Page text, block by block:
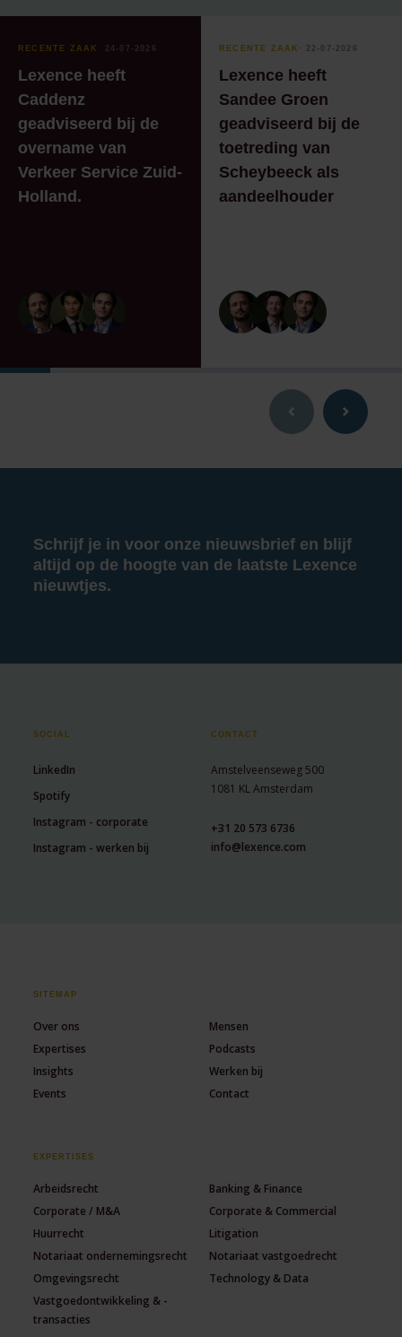
RECENTE ZAAK ⸱ 24-07-2026
Lexence heeft
Caddenz
geadviseerd bij de
overname van
Verkeer Service Zuid-
Holland.
RECENTE ZAAK ⸱ 22-07-2026
Lexence heeft
Sandee Groen
geadviseerd bij de
toetreding van
Scheybeeck als
aandeelhouder
Schrijf je in voor onze nieuwsbrief en blijf
altijd op de hoogte van de laatste Lexence
nieuwtjes.
SOCIAL
LinkedIn
Spotify
Instagram - corporate
Instagram - werken bij
CONTACT
Amstelveenseweg 500
1081 KL Amsterdam
+31 20 573 6736
info@lexence.com
SITEMAP
Over ons
Mensen
Expertises
Podcasts
Insights
Werken bij
Events
Contact
EXPERTISES
Arbeidsrecht
Banking & Finance
Corporate / M&A
Corporate & Commercial
Huurrecht
Litigation
Notariaat ondernemingsrecht
Notariaat vastgoedrecht
Omgevingsrecht
Technology & Data
Vastgoedontwikkeling & -
transacties